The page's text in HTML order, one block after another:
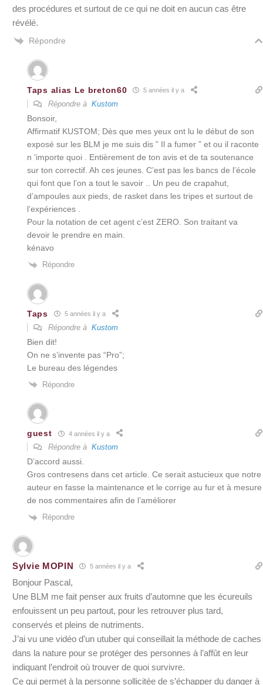
des procédures et surtout de ce qui ne doit en aucun cas être
révélé.
Répondre
Taps alias Le breton60 5 années il y a
Répondre à Kustom
Bonsoir,
Affirmatif KUSTOM; Dès que mes yeux ont lu le début de son
exposé sur les BLM je me suis dis ” Il a fumer ” et ou il raconte
n ‘importe quoi . Entièrement de ton avis et de ta soutenance
sur ton correctif. Ah ces jeunes. C’est pas les bancs de l’école
qui font que l’on a tout le savoir .. Un peu de crapahut,
d’ampoules aux pieds, de rasket dans les tripes et surtout de
l’expériences .
Pour la notation de cet agent c’est ZERO. Son traitant va
devoir le prendre en main.
kénavo
Répondre
Taps 5 années il y a
Répondre à Kustom
Bien dit!
On ne s’invente pas “Pro”;
Le bureau des légendes
Répondre
guest 4 années il y a
Répondre à Kustom
D’accord aussi.
Gros contresens dans cet article. Ce serait astucieux que notre
auteur en fasse la maintenance et le corrige au fur et à mesure
de nos commentaires afin de l’améliorer
Répondre
Sylvie MOPIN 5 années il y a
Bonjour Pascal,
Une BLM me fait penser aux fruits d’automne que les écureuils
enfouissent un peu partout, pour les retrouver plus tard,
conservés et pleins de nutriments.
J’ai vu une vidéo d’un utuber qui conseillait la méthode de caches
dans la nature pour se protéger des personnes à l’affût en leur
indiquant l’endroit où trouver de quoi survivre.
Ce qui permet à la personne sollicitée de s’échapper du danger à